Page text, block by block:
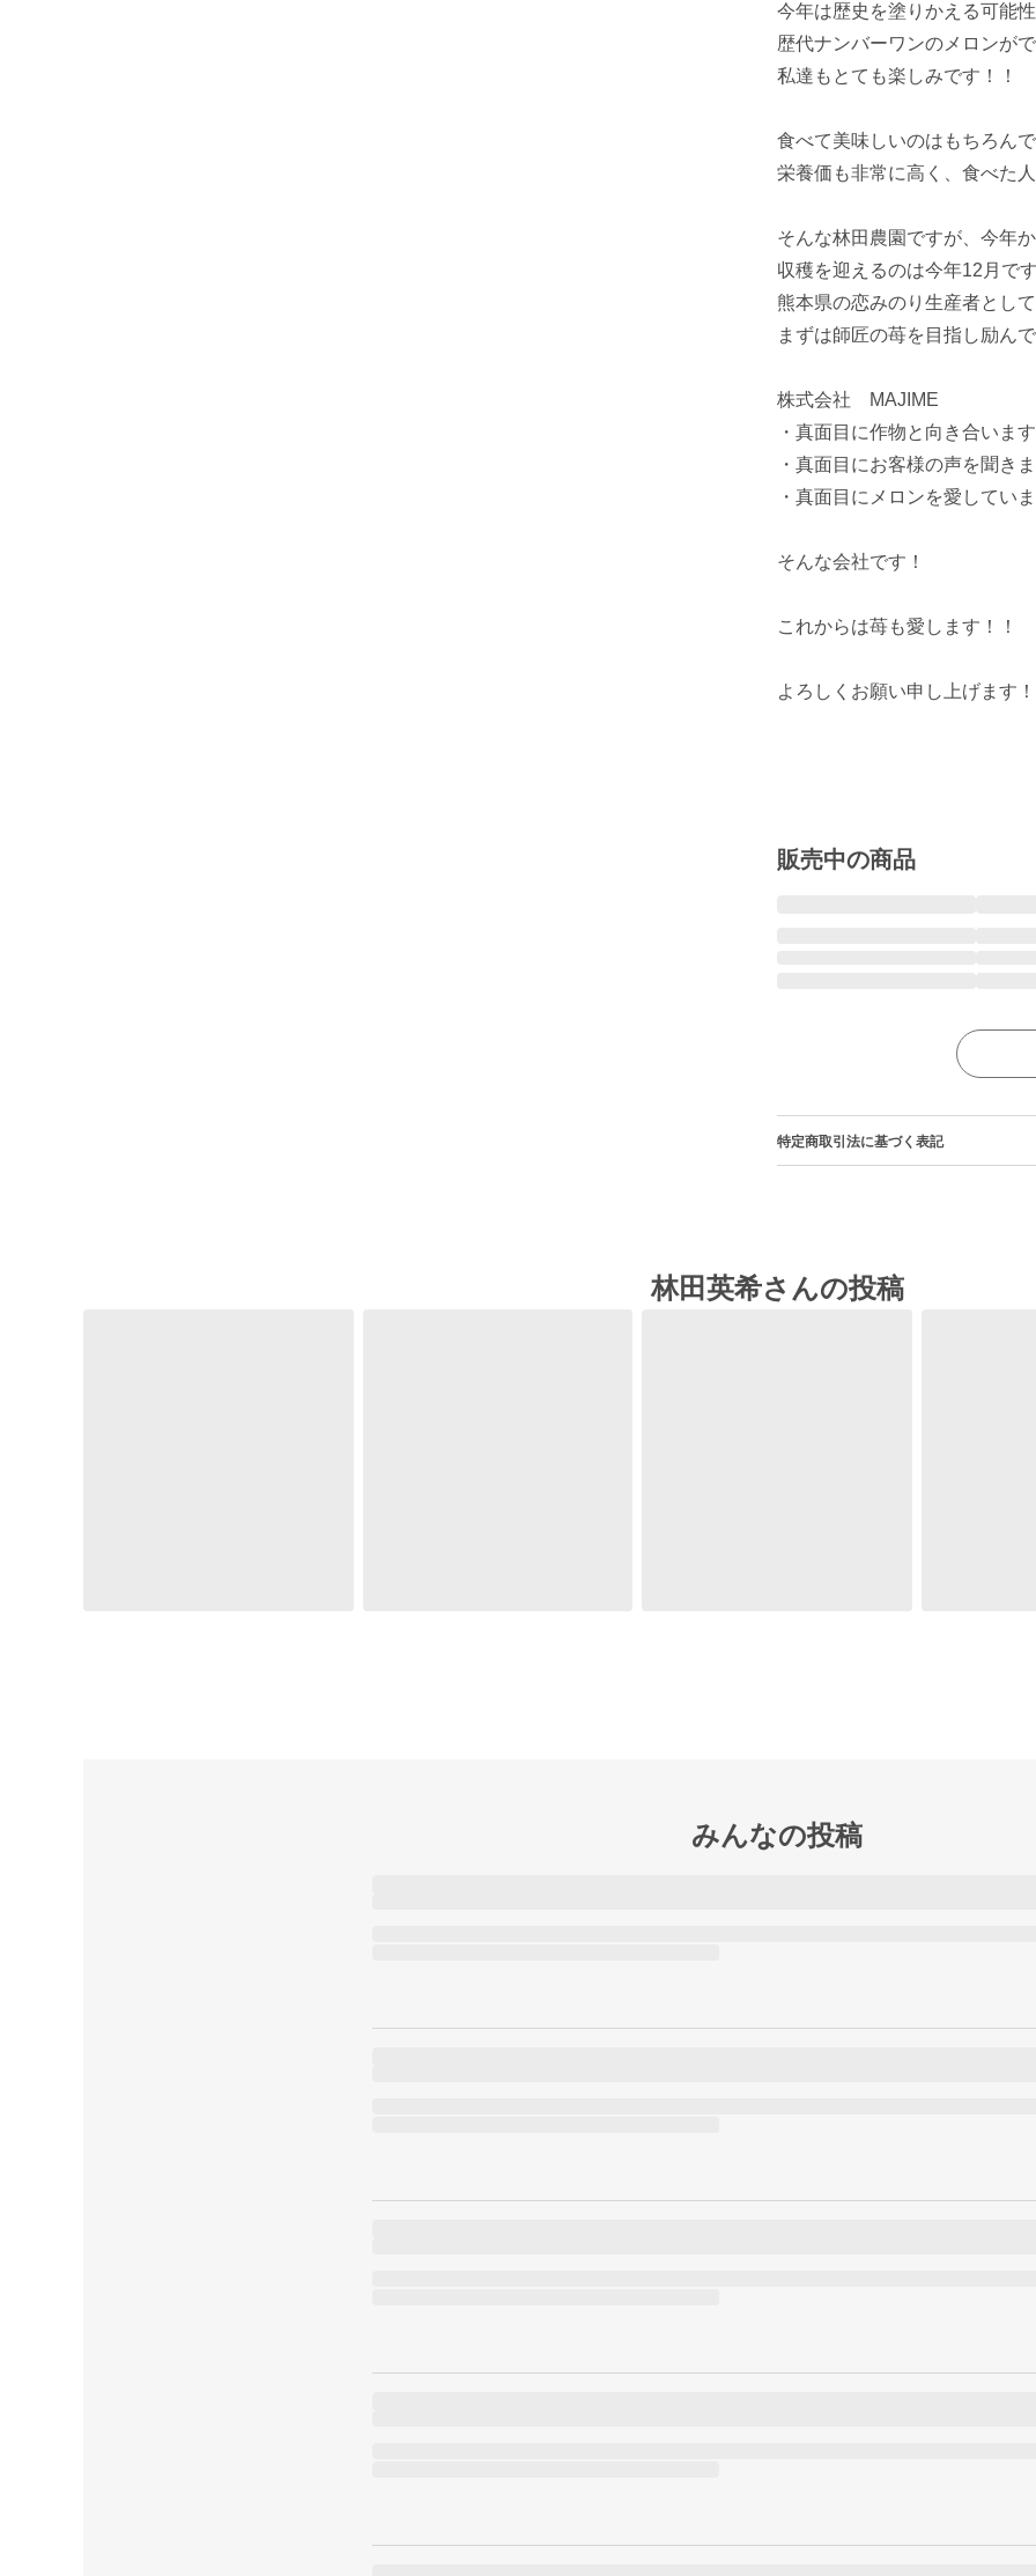
今年は歴史を塗りかえる可能
歴代ナンバーワンのメロンが
私達もとても楽しみです！！
食べて美味しいのはもちろん
栄養価も非常に高く、食べた
そんな林田農園ですが、今年
収穫を迎えるのは今年12月で
熊本県の恋みのり生産者とし
まずは師匠の苺を目指し励ん
株式会社　MAJIME
・真面目に作物と向き合います
・真面目にお客様の声を聞き
・真面目にメロンを愛してい
そんな会社です！
これからは苺も愛します！！
よろしくお願い申し上げます！
敬
販売中の商品
特定商取引法に基づく表記
林田英希さんの投稿
みんなの投稿